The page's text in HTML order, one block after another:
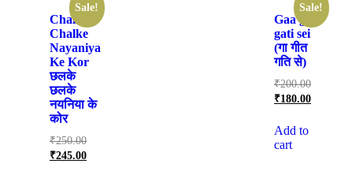
Sale!
Chalke
Chalke
Nayaniya
Ke Kor
छलके
छलके
नयनिया के
कोर
₹250.00
₹245.00
Sale!
Gaa geet
gati sei
(गा गीत
गति से)
₹200.00
₹180.00
Add to
cart